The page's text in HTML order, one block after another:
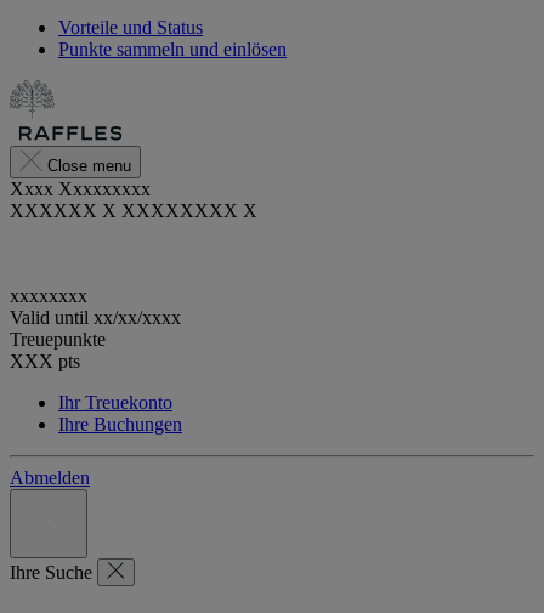
Vorteile und Status
Punkte sammeln und einlösen
Close menu
Xxxx Xxxxxxxxx
XXXXXX X XXXXXXXX X
xxxxxxxx
Valid until xx/xx/xxxx
Treuepunkte
XXX pts
Ihr Treuekonto
Ihre Buchungen
Abmelden
Ihre Suche